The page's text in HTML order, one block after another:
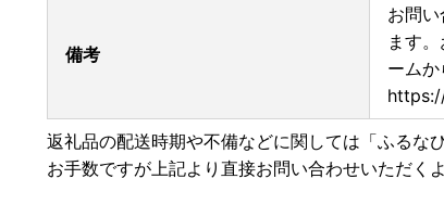
備考
お問
ます
ームか
返礼品の配送時期や不備などに関しては「ふるな
お手数ですが上記より直接お問い合わせいただく